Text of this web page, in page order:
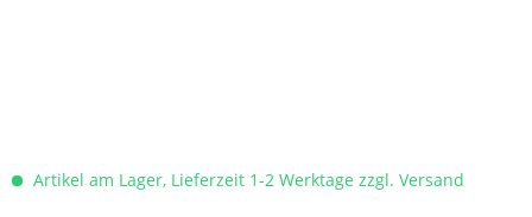
Artikel am Lager, Lieferzeit 1-2 Werktage zzgl. Versand